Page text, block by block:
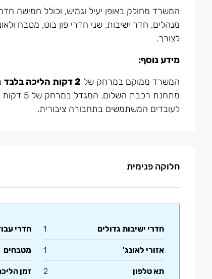
מנהלים, חדר ישיבות, שני חדרי פון בוט, מטבח
לצורך.
מידע נוסף:
המשרד ממוקם במרחק של 2 דקות הליכה בלבד
לעובדים המשתמשים בתחבורה ציבורית.
חלוקה פנימית
חדרי ישיבות גדולים 1 חדרי
אזורי לאונג' 1 מטבחים
תא טלפון 2 זמן